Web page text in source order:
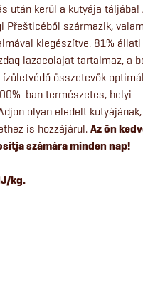
után kerül a kutyája táljába!
Přešticéből származik,
kiegészítve. 81%
lazacolajat tartalmaz, a
összetevők
ban természetes, helyi
olyan eledelt
is hozzájárul. Az ön
számára minden nap!
kg.